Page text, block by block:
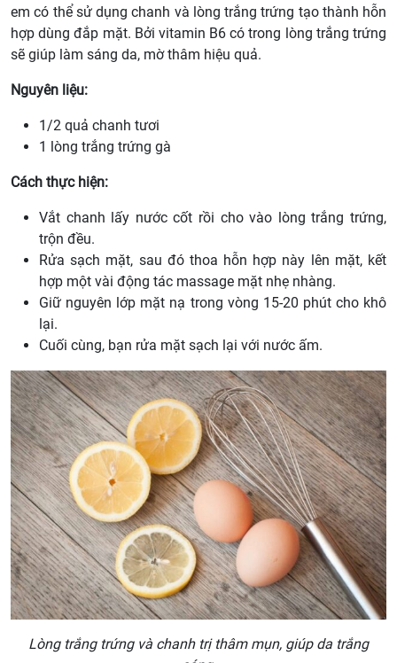
em có thể sử dụng chanh và lòng trắng trứng tạo thành hỗn
hợp dùng đắp mặt. Bởi vitamin B6 có trong lòng trắng trứng
sẽ giúp làm sáng da, mờ thâm hiệu quả.
Nguyên liệu:
1/2 quả chanh tươi
1 lòng trắng trứng gà
Cách thực hiện:
Vắt chanh lấy nước cốt rồi cho vào lòng trắng trứng,
trộn đều.
Rửa sạch mặt, sau đó thoa hỗn hợp này lên mặt, kết
hợp một vài động tác massage mặt nhẹ nhàng.
Giữ nguyên lớp mặt nạ trong vòng 15-20 phút cho khô
lại.
Cuối cùng, bạn rửa mặt sạch lại với nước ấm.
Lòng trắng trứng và chanh trị thâm mụn, giúp da trắng